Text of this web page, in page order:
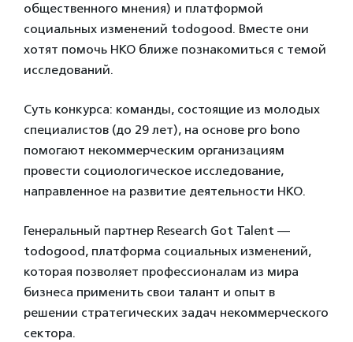
общественного мнения) и платформой
социальных изменений todogood. Вместе они
хотят помочь НКО ближе познакомиться с темой
исследований.
Суть конкурса: команды, состоящие из молодых
специалистов (до 29 лет), на основе pro bono
помогают некоммерческим организациям
провести социологическое исследование,
направленное на развитие деятельности НКО.
Генеральный партнер Research Got Talent —
todogood, платформа социальных изменений,
которая позволяет профессионалам из мира
бизнеса применить свои талант и опыт в
решении стратегических задач некоммерческого
сектора.